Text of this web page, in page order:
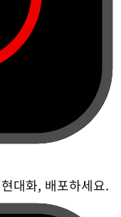
대화, 배포하세요.